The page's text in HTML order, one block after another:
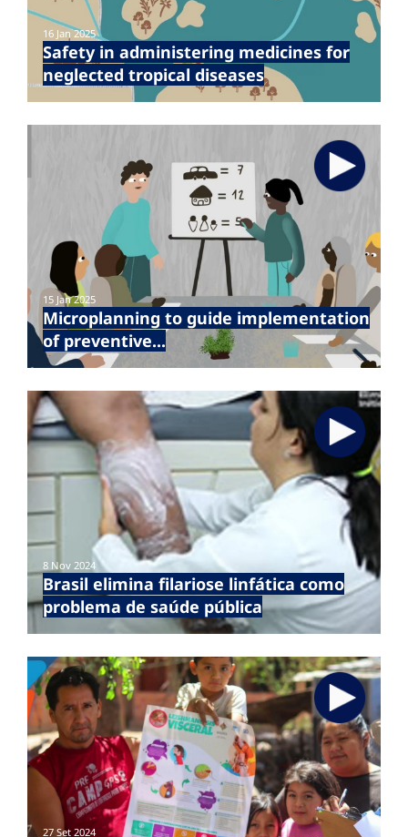
16 Jan 2025
Safety in administering medicines for
neglected tropical diseases
15 Jan 2025
Microplanning to guide implementation
of preventive...
8 Nov 2024
Brasil elimina filariose linfática como
problema de saúde pública
27 Set 2024